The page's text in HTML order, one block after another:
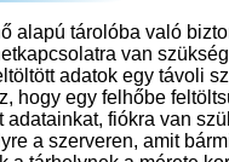
alapú tárolóba való
van
adatok egy távoli
hogy egy felhőbe
adatainkat, fiókra van
a szerveren, amit